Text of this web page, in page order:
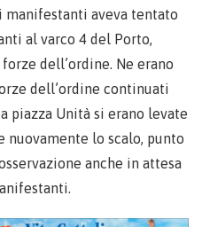
aveva tentato
al varco 4 del Porto,
dell’ordine. Ne erano
dell’ordine continuati
piazza Unità si erano levate
lo scalo, punto
anche in attesa